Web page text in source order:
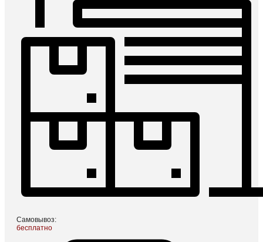
Самовывоз:
бесплатно